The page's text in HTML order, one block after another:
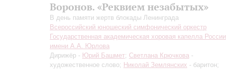
Воронов. «Реквием незабытых»
В день памяти жертв блокады Ленинграда
Всероссийский юношеский симфонический оркестр
Государственная академическая хоровая капелла России
имени А.А. Юрлова
Дирижёр - Юрий Башмет; Светлана Крючкова -
художественное слово; Николай Землянских - баритон;